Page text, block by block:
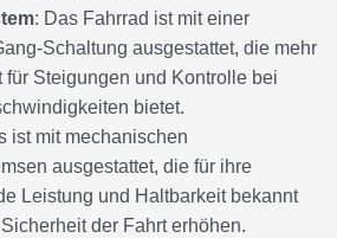
: Das Fahrrad ist mit einer
Schaltung ausgestattet, die mehr
für Steigungen und Kontrolle bei
bietet.
ist mit mechanischen
ausgestattet, die für ihre
Leistung und Haltbarkeit bekannt
der Fahrt erhöhen.